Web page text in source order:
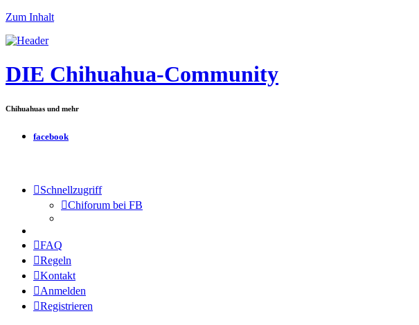
Zum Inhalt
DIE Chihuahua-Community
Chihuahuas und mehr
facebook
Schnellzugriff
Chiforum bei FB
FAQ
Regeln
Kontakt
Anmelden
Registrieren